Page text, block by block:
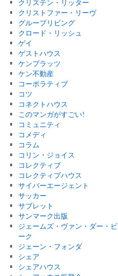
クリステン・リッター
クリストファー・リーヴ
グループリビング
クロード・リッシュ
ゲイ
ゲストハウス
ケンプラッツ
ケン不動産
コーポラティブ
コツ
コネクトハウス
このマンガがすごい!
コミュニティ
コメディ
コラム
コリン・ジョイス
コレクティブ
コレクティブハウス
サイバーエージェント
サッカー
サブレット
サンマーク出版
ジェームズ・ヴァン・ダー・ビ
ーク
ジェーン・フォンダ
シェア
シェアハウス